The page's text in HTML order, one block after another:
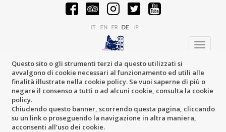
Questo sito o gli strumenti terzi da questo utilizzati si
avvalgono di cookie necessari al funzionamento ed utili alle
finalità illustrate nella cookie policy. Se vuoi saperne di più o
negare il consenso a tutti o ad alcuni cookie, consulta la cookie
policy.
Chiudendo questo banner, scorrendo questa pagina, cliccando
su un link o proseguendo la navigazione in altra maniera,
acconsenti all’uso dei cookie.
Toggle